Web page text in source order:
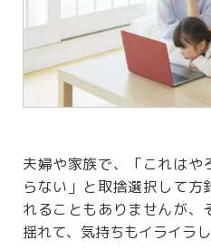
夫婦や家族で、「これはや
らない」と取捨選択して
れることもありませんが、
揺れて、気持ちもイライラし